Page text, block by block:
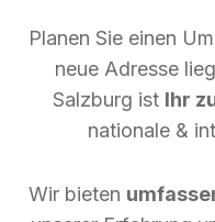
Planen Sie einen
neue Adresse
Salzburg ist Ihr
nationale &
Wir bieten